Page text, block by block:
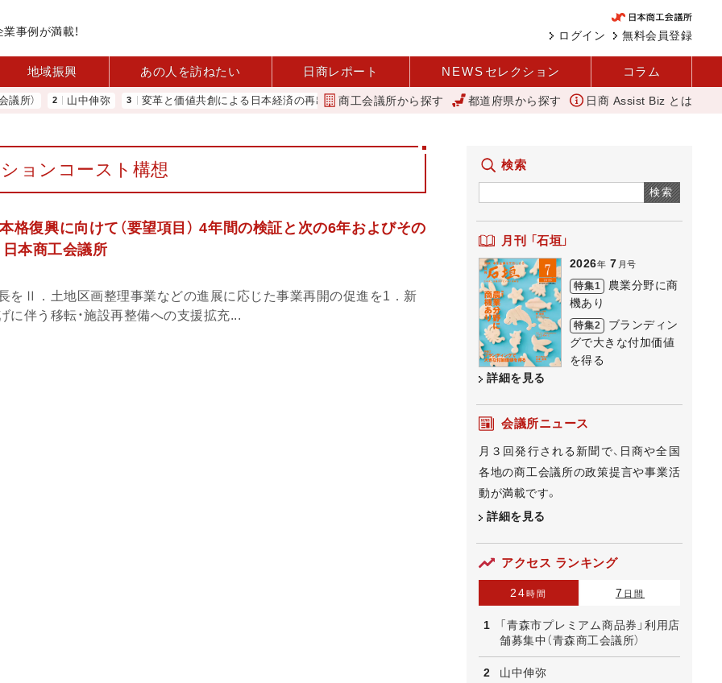
事例が満載！ 無料会員登録
ログイン
地域振興 あの人を訪ねたい 日商レポート NEWS セレクション コラム
山中伸弥 変革と価値共創による日本経済の再出発 小林会頭 所信全文 「あったらいいね」を商品化 視点を変えて壁を越える女性
商工会議所から探す 都道府県から探す 日商 Assist Biz とは
ョンコースト構想
格復興に向けて（要望項目） 4年間の検証と次の6年およびその
本商工会議所
をⅡ．土地区画整理事業などの進展に応じた事業再開の促進を1．新
に伴う移転・施設再整備への支援拡充...
検索
検索
月刊 「石垣」
2026年 7 月号
特集1
農業分野に商
機あり
特集2
ブランディン
グで大きな付加価値
を得る
詳細を見る
会議所ニュース
月３回発行される新聞で、日商や全国
各地の商工会議所の政策提言や事業活
動が満載です。
詳細を見る
アクセス ランキング
24時間 7 日間
「青森市プレミアム商品券」利用店
舗募集中（青森商工会議所）
山中伸弥